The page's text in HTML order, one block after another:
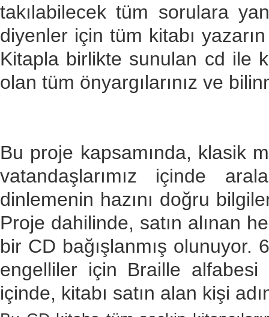
takılabilecek tüm sorulara
diyenler için tüm kitabı
Kitapla birlikte sunulan cd ile
olan tüm önyargılarınız ve
Bu proje kapsamında, klasik
vatandaşlarımız içinde
dinlemenin hazını doğru
Proje dahilinde, satın alınan
bir CD bağışlanmış
engelliler için Braille alfabesi
içinde, kitabı satın alan kişi